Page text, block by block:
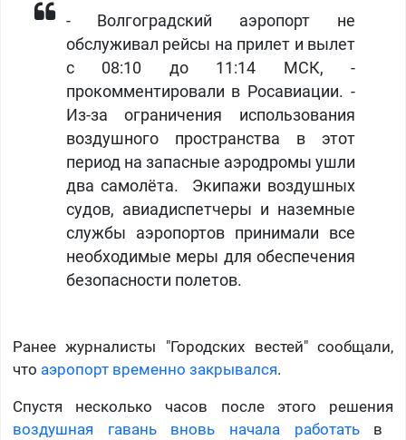
- Волгоградский аэропорт не
обслуживал рейсы на прилет и вылет
с 08:10 до 11:14 МСК, -
прокомментировали в Росавиации. -
Из-за ограничения использования
воздушного пространства в этот
период на запасные аэродромы ушли
два самолёта.
Экипажи воздушных
судов, авиадиспетчеры и наземные
службы аэропортов принимали все
необходимые меры для обеспечения
безопасности полетов.
Ранее журналисты "Городских вестей" сообщали,
что аэропорт временно закрывался.
Спустя несколько часов после этого решения
воздушная гавань вновь начала работатьв